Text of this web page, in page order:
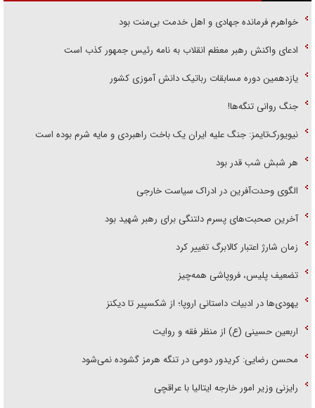
خواهرم فرمانده جهادی و اهل خدمت بی‌منت بود
ادعای واکنش رهبر معظم انقلاب به نامه رئیس جمهور کذب است
یازدهمین دوره مسابقات رباتیک دانش آموزی کشور
جنگ روانی تنگه‌ها!
نیویورک‌تایمز: جنگ علیه ایران یک باخت راهبردی و مایه شرم بوده است
هر شبش شب قدر بود
الگوی وحدت‌آفرین در ادراک سیاست خارجی
آخرین صحبت‌های پسرم دلتنگی برای رهبر شهید بود
زمان شارژ اعتبار کالابرگ تغییر کرد
تضعیف پلیس، فروپاشی همه‌چیز
یهودی‌ها در ادبیات داستانی اروپا؛ از شکسپیر تا دیکنز
اربعین حسینی (ع) از منظر فقه و روایت
محسن رضایی: کریدور دومی در تنگه هرمز گشوده نمی‌شود
رایزنی وزیر امور خارجه ایتالیا با عراقچی